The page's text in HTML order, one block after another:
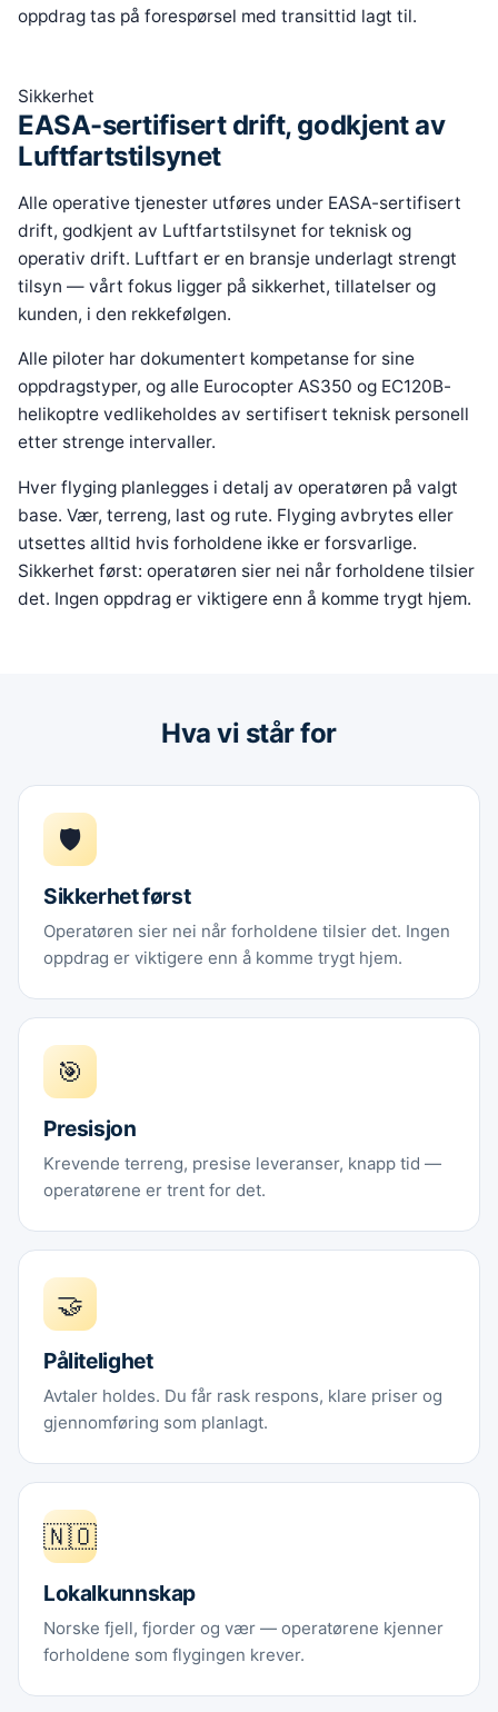
oppdrag tas på forespørsel med transittid lagt til.
Sikkerhet
EASA-sertifisert drift, godkjent av
Luftfartstilsynet
Alle operative tjenester utføres under EASA-sertifisert
drift, godkjent av Luftfartstilsynet for teknisk og
operativ drift. Luftfart er en bransje underlagt strengt
tilsyn — vårt fokus ligger på sikkerhet, tillatelser og
kunden, i den rekkefølgen.
Alle piloter har dokumentert kompetanse for sine
oppdragstyper, og alle Eurocopter AS350 og EC120B-
helikoptre vedlikeholdes av sertifisert teknisk personell
etter strenge intervaller.
Hver flyging planlegges i detalj av operatøren på valgt
base. Vær, terreng, last og rute. Flyging avbrytes eller
utsettes alltid hvis forholdene ikke er forsvarlige.
Sikkerhet først: operatøren sier nei når forholdene tilsier
det. Ingen oppdrag er viktigere enn å komme trygt hjem.
Hva vi står for
🛡️
Sikkerhet først
Operatøren sier nei når forholdene tilsier det. Ingen
oppdrag er viktigere enn å komme trygt hjem.
🎯
Presisjon
Krevende terreng, presise leveranser, knapp tid —
operatørene er trent for det.
🤝
Pålitelighet
Avtaler holdes. Du får rask respons, klare priser og
gjennomføring som planlagt.
🇳🇴
Lokalkunnskap
Norske fjell, fjorder og vær — operatørene kjenner
forholdene som flygingen krever.